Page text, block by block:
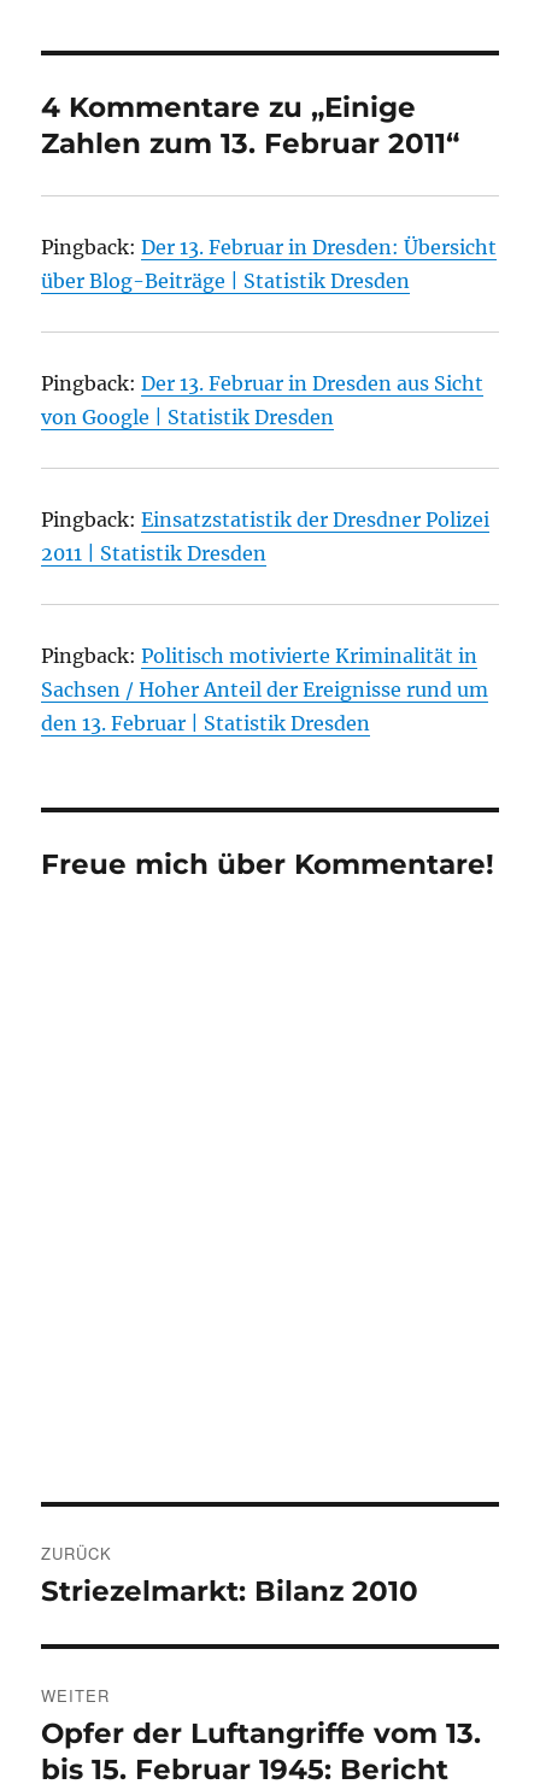
4 Kommentare zu „Einige
Zahlen zum 13. Februar 2011“
Pingback:Der 13. Februar in Dresden: Übersicht
über Blog-Beiträge | Statistik Dresden
Pingback:Der 13. Februar in Dresden aus Sicht
von Google | Statistik Dresden
Pingback:Einsatzstatistik der Dresdner Polizei
2011 | Statistik Dresden
Pingback:Politisch motivierte Kriminalität in
Sachsen / Hoher Anteil der Ereignisse rund um
den 13. Februar | Statistik Dresden
Freue mich über Kommentare!
ZURÜCK
Vorheriger
Striezelmarkt: Bilanz 2010
WEITER
Nächster
Beitrag:
Opfer der Luftangriffe vom 13.
bis 15. Februar 1945: Bericht